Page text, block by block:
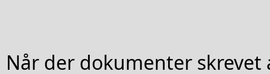
Når der dokumenter skrevet